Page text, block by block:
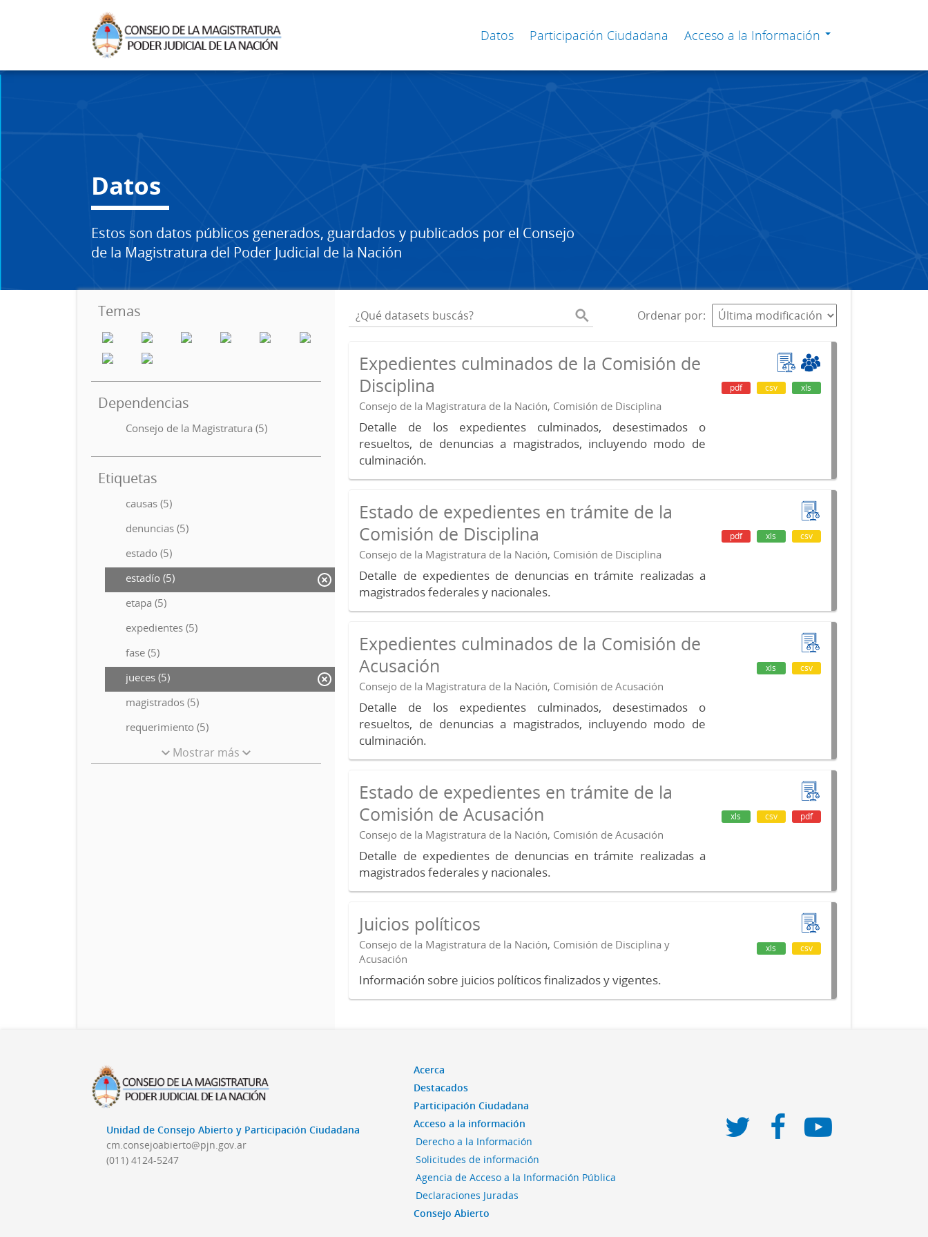
Datos Participación Ciudadana Acceso a la Información
Datos
Estos son datos públicos generados, guardados y publicados por el Consejo
de la Magistratura del Poder Judicial de la Nación
Temas
Dependencias
Consejo de la Magistratura (5)
Etiquetas
causas (5)
denuncias (5)
estado (5)
estadío (5)
etapa (5)
expedientes (5)
fase (5)
jueces (5)
magistrados (5)
requerimiento (5)
Mostrar más
Ordenar por
Expedientes culminados de la Comisión de
Disciplina
Consejo de la Magistratura de la Nación, Comisión de Disciplina
Detalle de los expedientes culminados, desestimados o
resueltos, de denuncias a magistrados, incluyendo modo de
culminación.
pdf csv xls
Estado de expedientes en trámite de la
Comisión de Disciplina
Consejo de la Magistratura de la Nación, Comisión de Disciplina
Detalle de expedientes de denuncias en trámite realizadas a
magistrados federales y nacionales.
pdf xls csv
Expedientes culminados de la Comisión de
Acusación
Consejo de la Magistratura de la Nación, Comisión de Acusación
Detalle de los expedientes culminados, desestimados o
resueltos, de denuncias a magistrados, incluyendo modo de
culminación.
xls csv
Estado de expedientes en trámite de la
Comisión de Acusación
Consejo de la Magistratura de la Nación, Comisión de Acusación
Detalle de expedientes de denuncias en trámite realizadas a
magistrados federales y nacionales.
xls csv pdf
Juicios políticos
Consejo de la Magistratura de la Nación, Comisión de Disciplina y
Acusación
Información sobre juicios políticos finalizados y vigentes.
xls csv
Unidad de Consejo Abierto y Participación Ciudadana
cm.consejoabierto@pjn.gov.ar
(011) 4124-5247
Acerca
Destacados
Participación Ciudadana
Acceso a la información
Derecho a la Información
Solicitudes de información
Agencia de Acceso a la Información Pública
Declaraciones Juradas
Consejo Abierto